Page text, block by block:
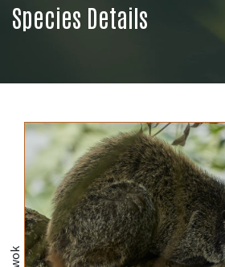
Species Details